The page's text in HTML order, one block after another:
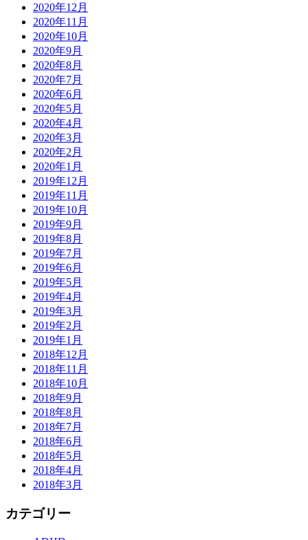
2020年12月
2020年11月
2020年10月
2020年9月
2020年8月
2020年7月
2020年6月
2020年5月
2020年4月
2020年3月
2020年2月
2020年1月
2019年12月
2019年11月
2019年10月
2019年9月
2019年8月
2019年7月
2019年6月
2019年5月
2019年4月
2019年3月
2019年2月
2019年1月
2018年12月
2018年11月
2018年10月
2018年9月
2018年8月
2018年7月
2018年6月
2018年5月
2018年4月
2018年3月
カテゴリー